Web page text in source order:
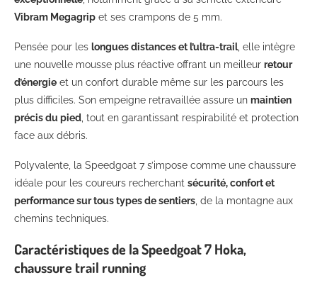
Vibram Megagrip et ses crampons de 5 mm.
Pensée pour les longues distances et l’ultra-trail, elle intègre
une nouvelle mousse plus réactive offrant un meilleur retour
d’énergie et un confort durable même sur les parcours les
plus difficiles. Son empeigne retravaillée assure un maintien
précis du pied, tout en garantissant respirabilité et protection
face aux débris.
Polyvalente, la Speedgoat 7 s’impose comme une chaussure
idéale pour les coureurs recherchant sécurité, confort et
performance sur tous types de sentiers, de la montagne aux
chemins techniques.
Caractéristiques de la Speedgoat 7 Hoka,
chaussure trail running